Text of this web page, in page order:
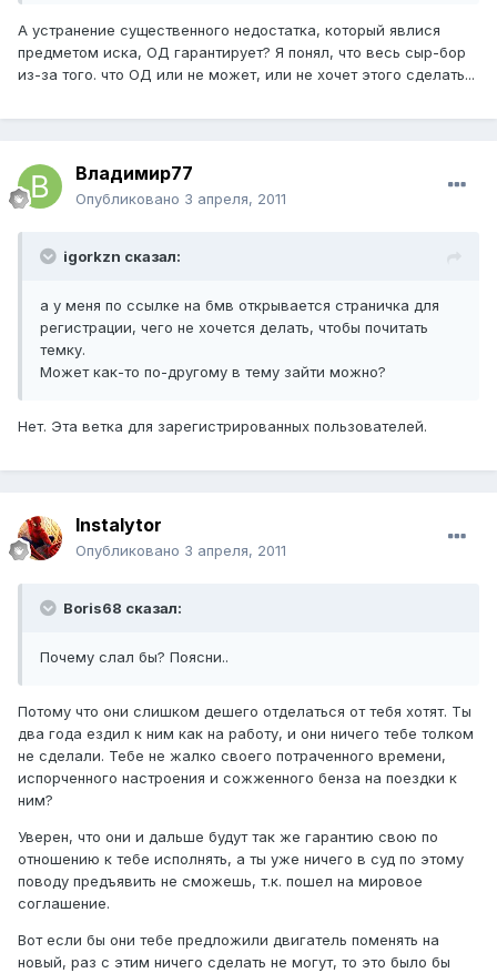
А устранение существенного недостатка, который явлися
предметом иска, ОД гарантирует? Я понял, что весь сыр-бор
из-за того. что ОД или не может, или не хочет этого сделать...
Владимир77
Опубликовано 3 апреля, 2011
igorkzn сказал:
а у меня по ссылке на бмв открывается страничка для
регистрации, чего не хочется делать, чтобы почитать
темку.
Может как-то по-другому в тему зайти можно?
Нет. Эта ветка для зарегистрированных пользователей.
Instalytor
Опубликовано 3 апреля, 2011
Boris68 сказал:
Почему слал бы? Поясни..
Потому что они слишком дешего отделаться от тебя хотят. Ты
два года ездил к ним как на работу, и они ничего тебе толком
не сделали. Тебе не жалко своего потраченного времени,
испорченного настроения и сожженного бенза на поездки к
ним?
Уверен, что они и дальше будут так же гарантию свою по
отношению к тебе исполнять, а ты уже ничего в суд по этому
поводу предъявить не сможешь, т.к. пошел на мировое
соглашение.
Вот если бы они тебе предложили двигатель поменять на
новый, раз с этим ничего сделать не могут, то это было бы